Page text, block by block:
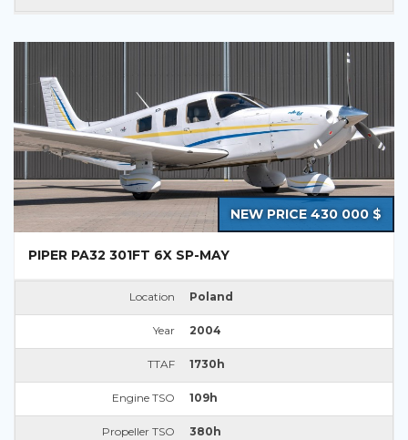
NEW PRICE 430 000 $
PIPER PA32 301FT 6X SP-MAY
Location Poland
Year 2004
TTAF 1730h
Engine TSO 109h
Propeller TSO 380h